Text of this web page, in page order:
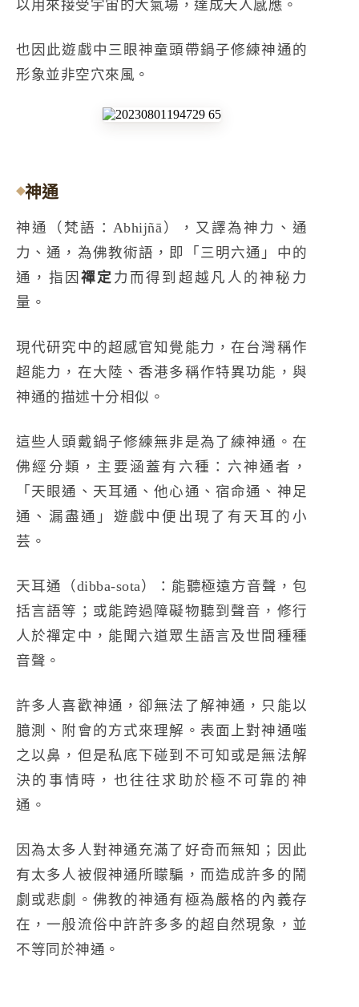
以用來接受宇宙的大氣場，達成天人感應。
也因此遊戲中三眼神童頭帶鍋子修練神通的
形象並非空穴來風。
神通
神通（梵語：Abhijñā），又譯為神力、通
力、通，為佛教術語，即「三明六通」中的
通，指因禪定 力而得到超越凡人的神秘力
量。
現代研究中的超感官知覺能力，在台灣稱作
超能力，在大陸、香港多稱作特異功能，與
神通的描述十分相似。
這些人頭戴鍋子修練無非是為了練神通。在
佛經分類，主要涵蓋有六種：六神通者，
「天眼通、天耳通、他心通、宿命通、神足
通、漏盡通」遊戲中便出現了有天耳的小
芸。
天耳通（dibba-sota）：能聽極遠方音聲，包
括言語等；或能跨過障礙物聽到聲音，修行
人於禪定中，能聞六道眾生語言及世間種種
音聲。
許多人喜歡神通，卻無法了解神通，只能以
臆測、附會的方式來理解。表面上對神通嗤
之以鼻，但是私底下碰到不可知或是無法解
決的事情時，也往往求助於極不可靠的神
通。
因為太多人對神通充滿了好奇而無知；因此
有太多人被假神通所矇騙，而造成許多的鬧
劇或悲劇。佛教的神通有極為嚴格的內義存
在，一般流俗中許許多多的超自然現象，並
不等同於神通。